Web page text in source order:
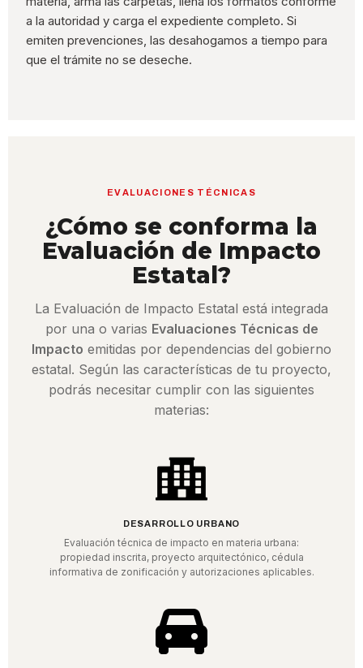
a la autoridad y carga el expediente completo. Si
emiten prevenciones, las desahogamos a tiempo para
que el trámite no se deseche.
EVALUACIONES TÉCNICAS
¿Cómo se conforma la
Evaluación de Impacto
Estatal?
La Evaluación de Impacto Estatal está integrada
por una o varias Evaluaciones Técnicas de
Impacto emitidas por dependencias del gobierno
estatal. Según las características de tu proyecto,
podrás necesitar cumplir con las siguientes
materias:
DESARROLLO URBANO
Evaluación técnica de impacto en materia urbana:
propiedad inscrita, proyecto arquitectónico, cédula
informativa de zonificación y autorizaciones aplicables.